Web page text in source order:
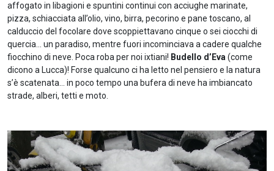
affogato in libagioni e spuntini continui con acciughe marinate,
pizza, schiacciata all’olio, vino, birra, pecorino e pane toscano, al
calduccio del focolare dove scoppiettavano cinque o sei ciocchi di
quercia… un paradiso, mentre fuori incominciava a cadere qualche
fiocchino di neve. Poca roba per noi ixtiani! Budello d’Eva (come
dicono a Lucca)! Forse qualcuno ci ha letto nel pensiero e la natura
s’è scatenata… in poco tempo una bufera di neve ha imbiancato
strade, alberi, tetti e moto.